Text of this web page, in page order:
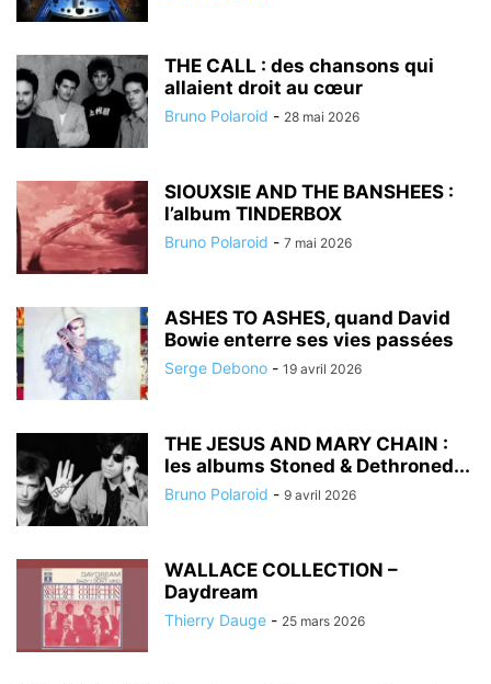
THE CALL : des chansons qui
allaient droit au cœur
Bruno Polaroid - 28 mai 2026
SIOUXSIE AND THE BANSHEES :
l’album TINDERBOX
Bruno Polaroid - 7 mai 2026
ASHES TO ASHES, quand David
Bowie enterre ses vies passées
Serge Debono - 19 avril 2026
THE JESUS AND MARY CHAIN :
les albums Stoned & Dethroned...
Bruno Polaroid - 9 avril 2026
WALLACE COLLECTION –
Daydream
Thierry Dauge - 25 mars 2026